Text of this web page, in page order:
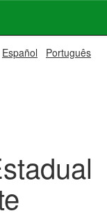
Español Português